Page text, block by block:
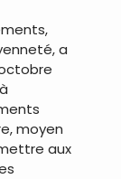
a
moyen
aux